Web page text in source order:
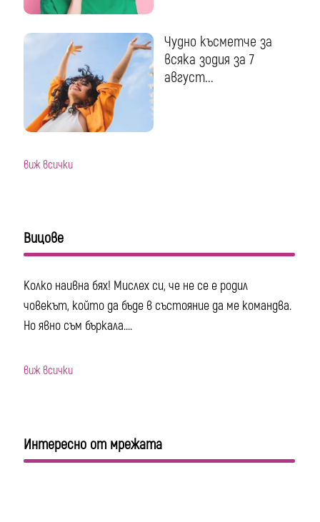
Чудно късметче за
всяка зодия за 7
август...
виж всички
Вицове
Колко наивна бях! Мислех си, че не се е родил
човекът, който да бъде в състояние да ме командва.
Но явно съм бъркала....
виж всички
Интересно от мрежата